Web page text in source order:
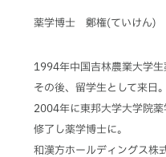
薬学博士 鄭権(ていけん)
1994年中国吉林農業大学生
その後、留学生として来日。
2004年に東邦大学大学院
修了し薬学博士に。
和漢方ホールディングス株